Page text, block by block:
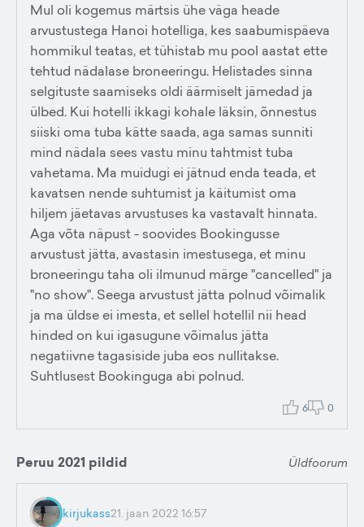
Mul oli kogemus märtsis ühe väga heade
arvustustega Hanoi hotelliga, kes saabumispäeva
hommikul teatas, et tühistab mu pool aastat ette
tehtud nädalase broneeringu. Helistades sinna
selgituste saamiseks oldi äärmiselt jämedad ja
ülbed. Kui hotelli ikkagi kohale läksin, õnnestus
siiski oma tuba kätte saada, aga samas sunniti
mind nädala sees vastu minu tahtmist tuba
vahetama. Ma muidugi ei jätnud enda teada, et
kavatsen nende suhtumist ja käitumist oma
hiljem jäetavas arvustuses ka vastavalt hinnata.
Aga võta näpust - soovides Bookingusse
arvustust jätta, avastasin imestusega, et minu
broneeringu taha oli ilmunud märge "cancelled" ja
"no show". Seega arvustust jätta polnud võimalik
ja ma üldse ei imesta, et sellel hotellil nii head
hinded on kui igasugune võimalus jätta
negatiivne tagasiside juba eos nullitakse.
Suhtlusest Bookinguga abi polnud.
6 0
Peruu 2021 pildid Üldfoorum
kirjukass21. jaan 2022 16:57